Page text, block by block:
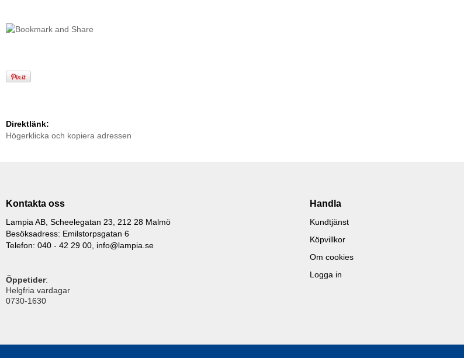
Direktlänk:
Högerklicka och kopiera adressen
Kontakta oss
Lampia AB, Scheelegatan 23, 212 28 Malmö
Besöksadress: Emilstorpsgatan 6
Telefon: 040 - 42 29 00, info@lampia.se
Öppetider:
Helgfria vardagar
0730-1630
Handla
Kundtjänst
Köpvillkor
Om cookies
Logga in